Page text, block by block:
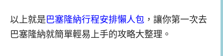
以上就是巴塞隆納行程安排懶人包 ，讓你第一次去
巴塞隆納就簡單輕易上手的攻略大整理。